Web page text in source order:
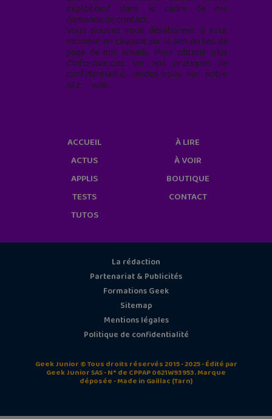
exploitées* dans le cadre de ma
demande de contact.
Vous pouvez vous désabonner à tout
moment en cliquant sur le lien en bas de
page de nos emails. Pour obtenir plus
d'informations sur nos pratiques de
confidentialité, rendez-vous sur notre
site web
ACCUEIL
ACTUS
APPLIS
TESTS
TUTOS
À LIRE
À VOIR
BOUTIQUE
CONTACT
La rédaction
Partenariat & Publicités
Formations Geek
Sitemap
Mentions légales
Politique de confidentialité
Geek Junior © Tous droits réservés 2015 - 2025 - Édité par
Geek Junior SAS - N° de CPPAP 0621W93953. Marque
déposée - Made in Gaillac (Tarn)